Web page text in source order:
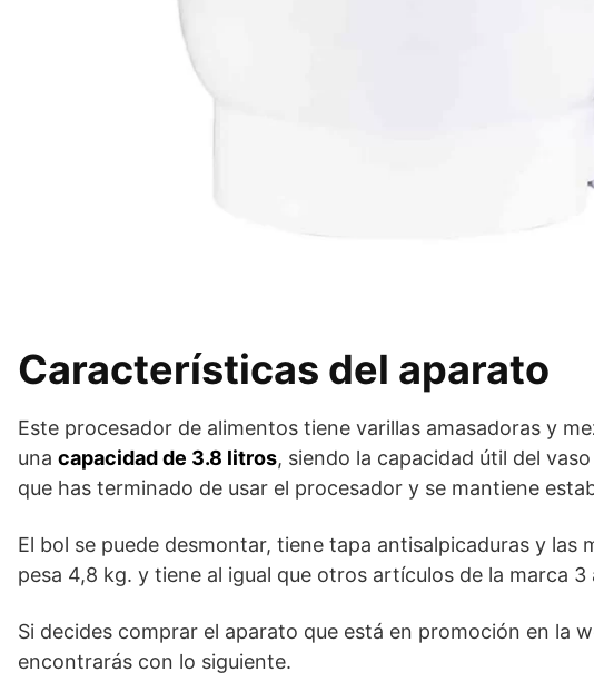
Características del aparato
Este procesador de alimentos tiene varillas amasadoras y
una capacidad de 3.8 litros, siendo la capacidad útil del
que has terminado de usar el procesador y se mantiene
El bol se puede desmontar, tiene tapa antisalpicaduras y
pesa 4,8 kg. y tiene al igual que otros artículos de la marca 3
Si decides comprar el aparato que está en promoción en la
encontrarás con lo siguiente.